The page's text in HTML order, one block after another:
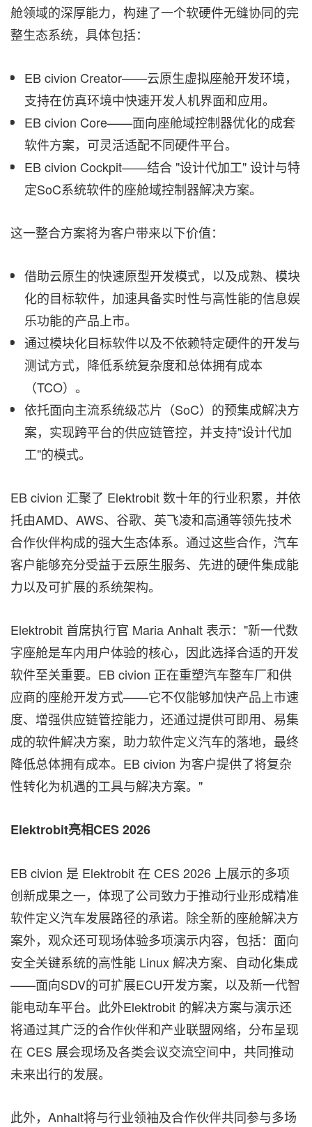
舱领域的深厚能力，构建了一个软硬件无缝协同的完
整生态系统，具体包括：
EB civion Creator——云原生虚拟座舱开发环境，
支持在仿真环境中快速开发人机界面和应用。
EB civion Core——面向座舱域控制器优化的成套
软件方案，可灵活适配不同硬件平台。
EB civion Cockpit——结合 "设计代加工" 设计与特
定SoC系统软件的座舱域控制器解决方案。
这一整合方案将为客户带来以下价值：
借助云原生的快速原型开发模式，以及成熟、模块
化的目标软件，加速具备实时性与高性能的信息娱
乐功能的产品上市。
通过模块化目标软件以及不依赖特定硬件的开发与
测试方式，降低系统复杂度和总体拥有成本
（TCO）。
依托面向主流系统级芯片（SoC）的预集成解决方
案，实现跨平台的供应链管控，并支持"设计代加
工"的模式。
EB civion 汇聚了 Elektrobit 数十年的行业积累，并依
托由AMD、AWS、谷歌、英飞凌和高通等领先技术
合作伙伴构成的强大生态体系。通过这些合作，汽车
客户能够充分受益于云原生服务、先进的硬件集成能
力以及可扩展的系统架构。
Elektrobit 首席执行官 Maria Anhalt 表示："新一代数
字座舱是车内用户体验的核心，因此选择合适的开发
软件至关重要。EB civion 正在重塑汽车整车厂和供
应商的座舱开发方式——它不仅能够加快产品上市速
度、增强供应链管控能力，还通过提供可即用、易集
成的软件解决方案，助力软件定义汽车的落地，最终
降低总体拥有成本。EB civion 为客户提供了将复杂
性转化为机遇的工具与解决方案。"
Elektrobit亮相CES 2026
EB civion 是 Elektrobit 在 CES 2026 上展示的多项
创新成果之一，体现了公司致力于推动行业形成精准
软件定义汽车发展路径的承诺。除全新的座舱解决方
案外，观众还可现场体验多项演示内容，包括：面向
安全关键系统的高性能 Linux 解决方案、自动化集成
——面向SDV的可扩展ECU开发方案，以及新一代智
能电动车平台。此外Elektrobit 的解决方案与演示还
将通过其广泛的合作伙伴和产业联盟网络，分布呈现
在 CES 展会现场及各类会议交流空间中，共同推动
未来出行的发展。
此外，Anhalt将与行业领袖及合作伙伴共同参与多场